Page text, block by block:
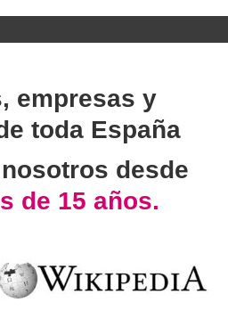
empresas y
toda España
desde
de 15 años.